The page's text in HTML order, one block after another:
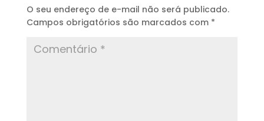
O seu endereço de e-mail não será publicado.
Campos obrigatórios são marcados com *